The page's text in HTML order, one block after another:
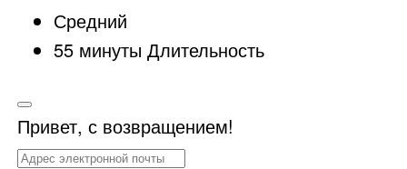
Средний
55минуты Длительность
Привет, с возвращением!